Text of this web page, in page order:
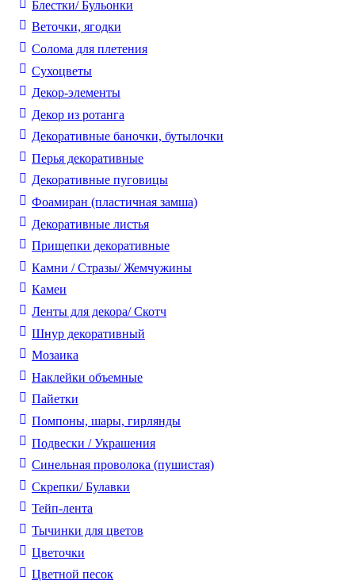
Блестки/ Бульонки
Веточки, ягодки
Солома для плетения
Cухоцветы
Декор-элементы
Декор из ротанга
Декоративные баночки, бутылочки
Перья декоративные
Декоративные пуговицы
Фоамиран (пластичная замша)
Декоративные листья
Прищепки декоративные
Камни / Cтразы/ Жемчужины
Камеи
Ленты для декора/ Скотч
Шнур декоративный
Мозаика
Наклейки объемные
Пайетки
Помпоны, шары, гирлянды
Подвески / Украшения
Синельная проволока (пушистая)
Скрепки/ Булавки
Тейп-лента
Тычинки для цветов
Цветочки
Цветной песок